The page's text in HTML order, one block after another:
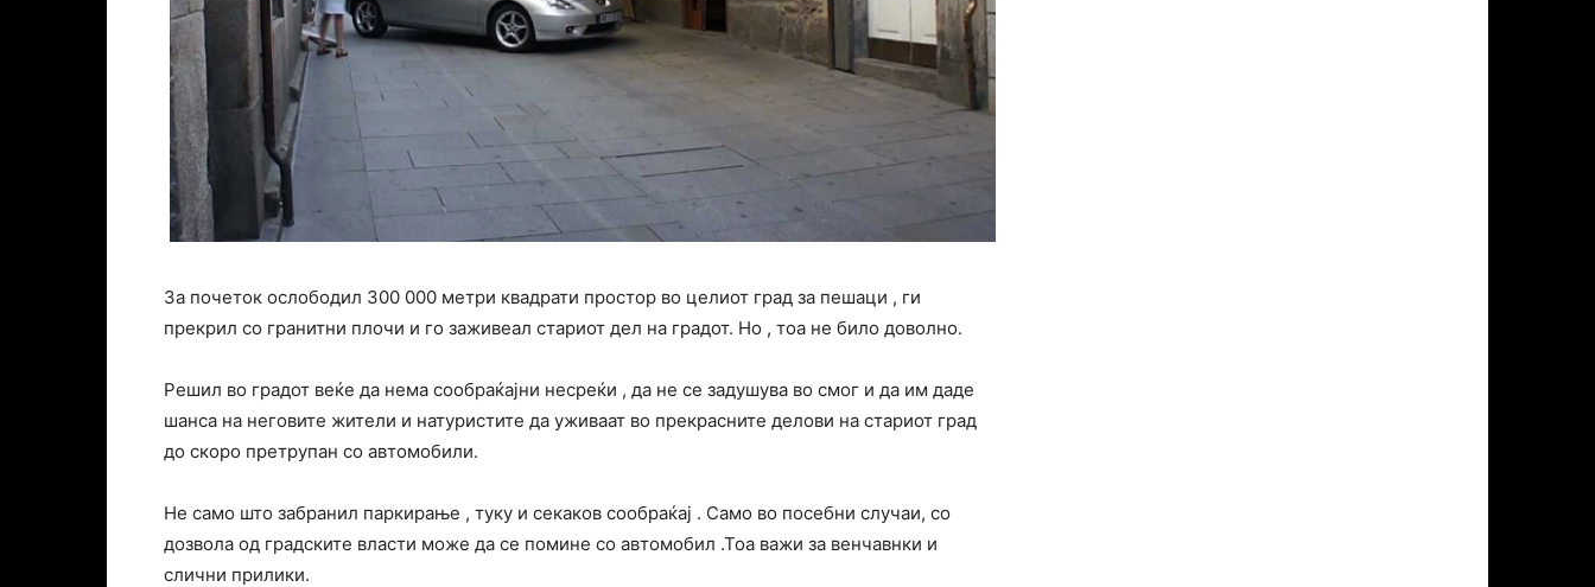
За почеток ослободил 300 000 метри квадрати простор во целиот град за пешаци , ги
прекрил со гранитни плочи и го заживеал стариот дел на градот. Но , тоа не било доволно.
Решил во градот веќе да нема сообраќајни несреќи , да не се задушува во смог и да им даде
шанса на неговите жители и натуристите да уживаат во прекрасните делови на стариот град
до скоро претрупан со автомобили.
Не само што забранил паркирање , туку и секаков сообраќај . Само во посебни случаи, со
дозвола од градските власти може да се помине со автомобил .Тоа важи за венчавнки и
слични прилики.